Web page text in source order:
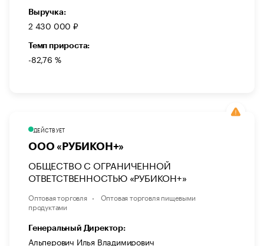
Выручка:
2 430 000 ₽
Темп прироста:
-82,76 %
ДЕЙСТВУЕТ
ООО «РУБИКОН+»
ОБЩЕСТВО С ОГРАНИЧЕННОЙ
ОТВЕТСТВЕННОСТЬЮ «РУБИКОН+»
Оптовая торговля
Оптовая торговля пищевыми
продуктами
Генеральный Директор:
Альперович Илья Владимирович